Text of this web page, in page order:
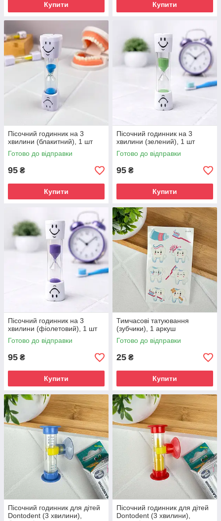
Купити Купити
Пісочний годинник на 3
хвилини (блакитний), 1 шт
Готово до відправки
95 ₴
Купити
Пісочний годинник на 3
хвилини (зелений), 1 шт
Готово до відправки
95 ₴
Купити
Пісочний годинник на 3
хвилини (фіолетовий), 1 шт
Готово до відправки
95 ₴
Купити
Тимчасові татуювання
(зубчики), 1 аркуш
Готово до відправки
25 ₴
Купити
Пісочний годинник для дітей
Dontodent (3 хвилини),
Пісочний годинник для дітей
Dontodent (3 хвилини),